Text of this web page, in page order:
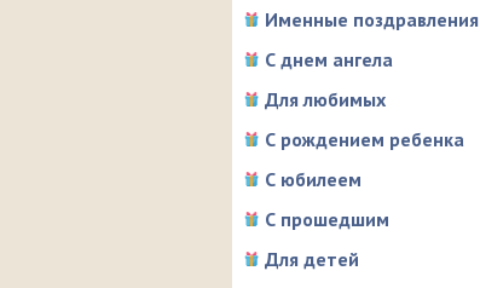
Именные поздравления
С днем ангела
Для любимых
С рождением ребенка
С юбилеем
С прошедшим
Для детей